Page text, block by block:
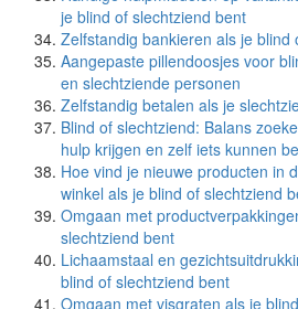
je blind of slechtziend bent
Zelfstandig bankieren als je blind
Aangepaste pillendoosjes voor
en slechtziende personen
Zelfstandig betalen als je
Blind of slechtziend: Balans
hulp krijgen en zelf iets kunnen
Hoe vind je nieuwe producten in
winkel als je blind of slechtziend
Omgaan met
slechtziend bent
Lichaamstaal en
blind of slechtziend bent
Omgaan met visgraten als je